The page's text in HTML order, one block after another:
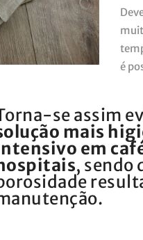
é
se assim
mais
em
, sendo